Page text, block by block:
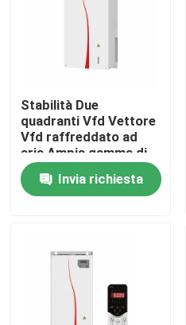
Visita alla fabbrica
Controllo della qualità
Contattaci
Chiedi un preventivo
azionamento variabile di
Stabilità Due
quadranti Vfd Vettore
Vfd raffreddato ad
aria Ampia gamma di
velocità e controllo
preciso per la guida
motrice
Invia richiesta